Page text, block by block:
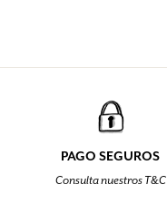
PAGO SEGUROS
Consulta nuestros T&C